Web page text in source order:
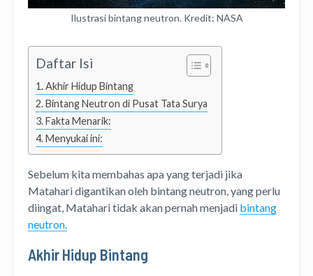
Ilustrasi bintang neutron. Kredit: NASA
Daftar Isi
Akhir Hidup Bintang
Bintang Neutron di Pusat Tata Surya
Fakta Menarik:
Menyukai ini:
Sebelum kita membahas apa yang terjadi jika
Matahari digantikan oleh bintang neutron, yang perlu
diingat, Matahari tidak akan pernah menjadi bintang
neutron.
Akhir Hidup Bintang